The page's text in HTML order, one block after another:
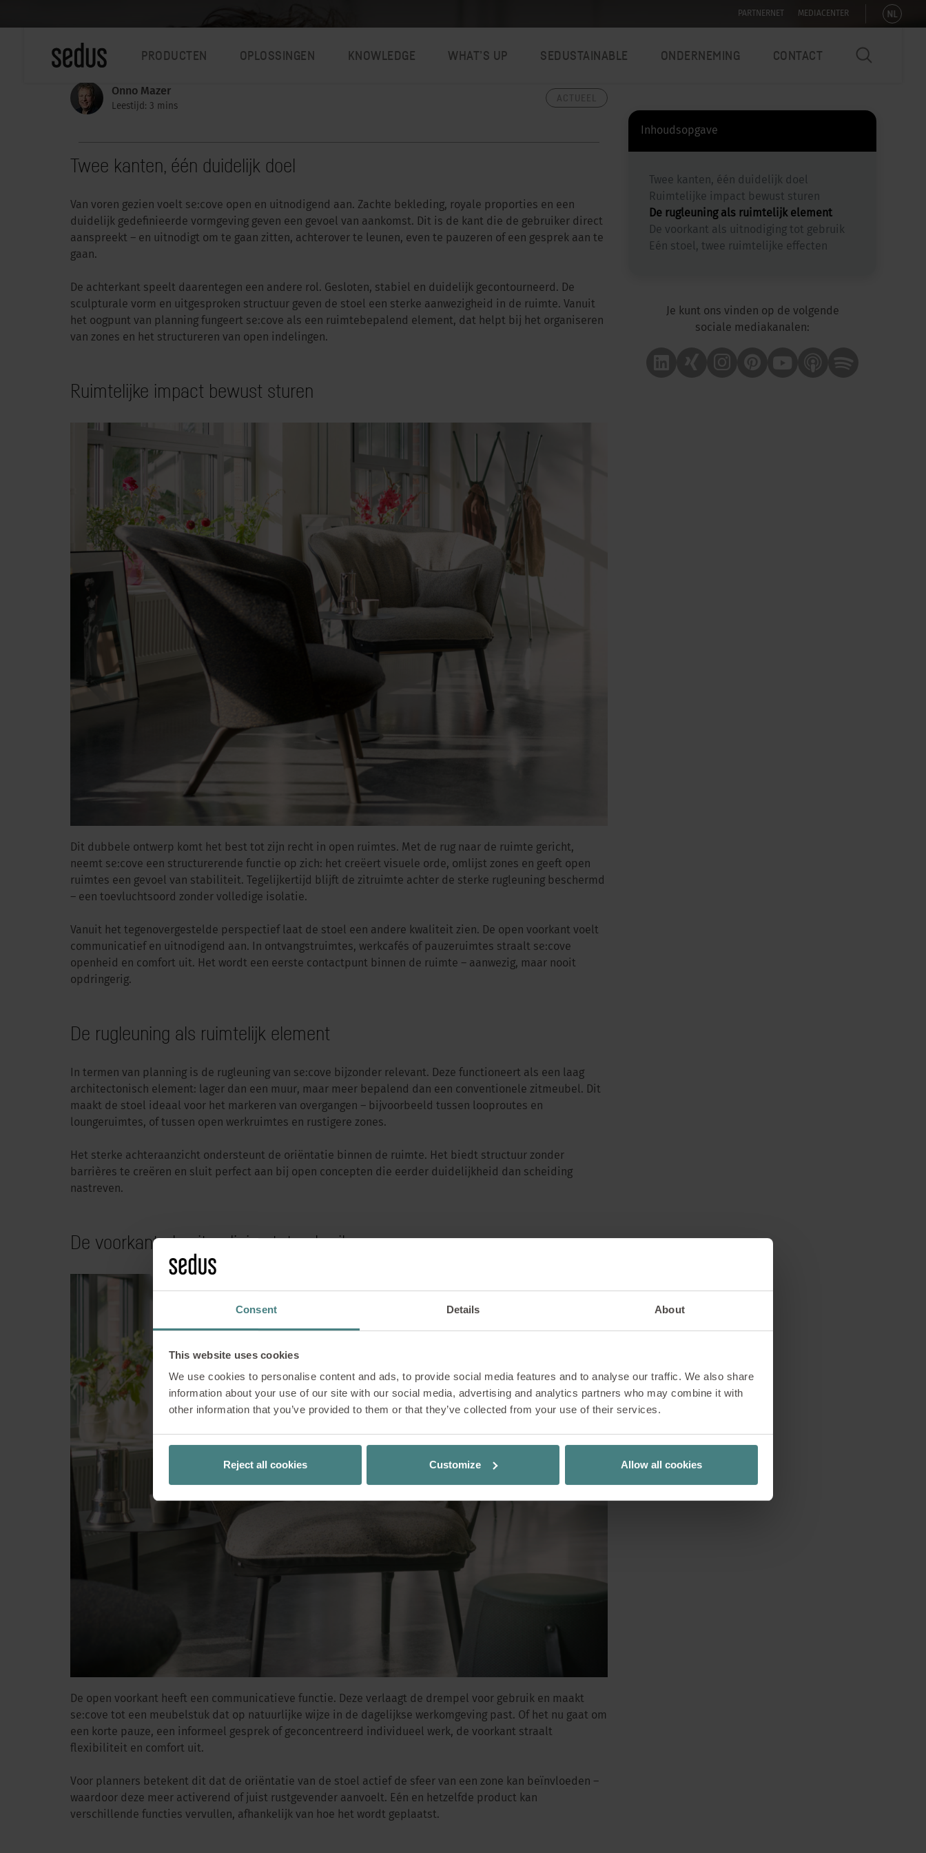
Consent Details About
This website uses cookies
We use cookies to personalise content and ads, to provide social media features and to analyse our traffic. We also share
information about your use of our site with our social media, advertising and analytics partners who may combine it with
other information that you’ve provided to them or that they’ve collected from your use of their services.
Reject all cookies Customize Allow all cookies
PARTNERNET MEDIACENTER NL
PRODUCTEN OPLOSSINGEN KNOWLEDGE WHAT’S UP SEDUSTAINABLE ONDERNEMING CONTACT
Open voorkant, sterke achterkant: het
dubbele ontwerp van se:cove in de praktijk
In open werkomgevingen is niet alleen van belang wat er in een ruimte wordt geplaatst,
maar ook hoe deze vanuit verschillende perspectieven wordt waargenomen. Meubilair
wordt een ruimtelijk element: het structureert ruimtes, stuurt bewegingen, bepaalt
ontwerp van se:cove om de hoek komt kijken. De loungestoel heeft twee duidelijk
gedefinieerde “gezichten”: een open, uitnodigende voorkant en een sterke,
gestructureerde achterkant. Dit contrast is niet toevallig, maar een bewuste
ontwerpkeuze – en een waardevol hulpmiddel voor ruimtelijke planning.
Onno Mazer
Leestijd: 3 mins
Twee kanten, één duidelijk doel
Van voren gezien voelt se:cove open en uitnodigend aan. Zachte bekleding, royale proporties en een
duidelijk gedefinieerde vormgeving geven een gevoel van aankomst. Dit is de kant die de gebruiker direct
aanspreekt – en uitnodigt om te gaan zitten, achterover te leunen, even te pauzeren of een gesprek aan te
gaan.
De achterkant speelt daarentegen een andere rol. Gesloten, stabiel en duidelijk gecontourneerd. De
sculpturale vorm en uitgesproken structuur geven de stoel een sterke aanwezigheid in de ruimte. Vanuit
het oogpunt van planning fungeert se:cove als een ruimtebepalend element, dat helpt bij het organiseren
van zones en het structureren van open indelingen.
Ruimtelijke impact bewust sturen
Dit dubbele ontwerp komt het best tot zijn recht in open ruimtes. Met de rug naar de ruimte gericht,
neemt se:cove een structurerende functie op zich: het creëert visuele orde, omlijst zones en geeft open
ruimtes een gevoel van stabiliteit. Tegelijkertijd blijft de zitruimte achter de sterke rugleuning beschermd
– een toevluchtsoord zonder volledige isolatie.
Vanuit het tegenovergestelde perspectief laat de stoel een andere kwaliteit zien. De open voorkant voelt
communicatief en uitnodigend aan. In ontvangstruimtes, werkcafés of pauzeruimtes straalt se:cove
openheid en comfort uit. Het wordt een eerste contactpunt binnen de ruimte – aanwezig, maar nooit
opdringerig.
De rugleuning als ruimtelijk element
In termen van planning is de rugleuning van se:cove bijzonder relevant. Deze functioneert als een laag
architectonisch element: lager dan een muur, maar meer bepalend dan een conventionele zitmeubel. Dit
maakt de stoel ideaal voor het markeren van overgangen – bijvoorbeeld tussen looproutes en
loungeruimtes, of tussen open werkruimtes en rustigere zones.
Het sterke achteraanzicht ondersteunt de oriëntatie binnen de ruimte. Het biedt structuur zonder
barrières te creëren en sluit perfect aan bij open concepten die eerder duidelijkheid dan scheiding
nastreven.
De voorkant als uitnodiging tot gebruik
De open voorkant heeft een communicatieve functie. Deze verlaagt de drempel voor gebruik en maakt
se:cove tot een meubelstuk dat op natuurlijke wijze in de dagelijkse werkomgeving past. Of het nu gaat om
een korte pauze, een informeel gesprek of geconcentreerd individueel werk, de voorkant straalt
flexibiliteit en comfort uit.
Voor planners betekent dit dat de oriëntatie van de stoel actief de sfeer van een zone kan beïnvloeden –
waardoor deze meer activerend of juist rustgevender aanvoelt. Eén en hetzelfde product kan
verschillende functies vervullen, afhankelijk van hoe het wordt geplaatst.
Inhoudsopgave
Twee kanten, één duidelijk doel
Ruimtelijke impact bewust sturen
De rugleuning als ruimtelijk element
De voorkant als uitnodiging tot gebruik
Eén stoel, twee ruimtelijke effecten
Je kunt ons vinden op de volgende
sociale mediakanalen: